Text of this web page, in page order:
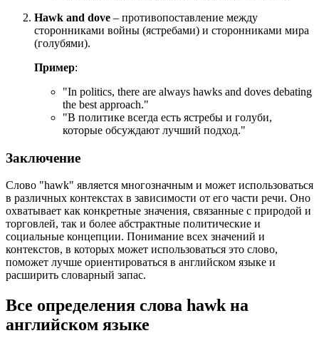
Hawk and dove – противопоставление между
сторонниками войны (ястребами) и сторонниками мира
(голубями).
Пример:
"In politics, there are always hawks and doves debating
the best approach."
"В политике всегда есть ястребы и голуби,
которые обсуждают лучший подход."
Заключение
Слово "hawk" является многозначным и может использоваться
в различных контекстах в зависимости от его части речи. Оно
охватывает как конкретные значения, связанные с природой и
торговлей, так и более абстрактные политические и
социальные концепции. Понимание всех значений и
контекстов, в которых может использоваться это слово,
поможет лучше ориентироваться в английском языке и
расширить словарный запас.
Все определения слова hawkна
английском языке